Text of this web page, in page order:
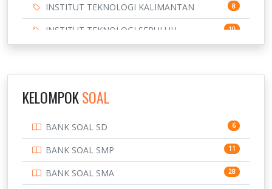
INSTITUT TEKNOLOGI KALIMANTAN 8
INSTITUT TEKNOLOGI SEPULUH
NOVEMBER
10
3
169
7
KELOMPOKSOAL
BANK SOAL SD 6
BANK SOAL SMP 11
BANK SOAL SMA 28